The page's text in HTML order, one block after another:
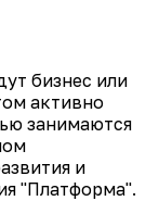
бизнес или
активно
занимаются
и
"Платформа".